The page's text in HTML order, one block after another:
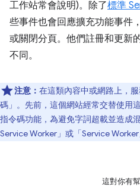
工作站常會說明)。除了標準
些事件也會回應擴充功能事件
或關閉分頁。他們註冊和更新
不同。
注意： 在這類內容中或網路上，
碼」。先前，這個網站經常交替使用
指令碼功能，為避免字詞超載並造成
Service Worker」或「Service Worker
這對你有